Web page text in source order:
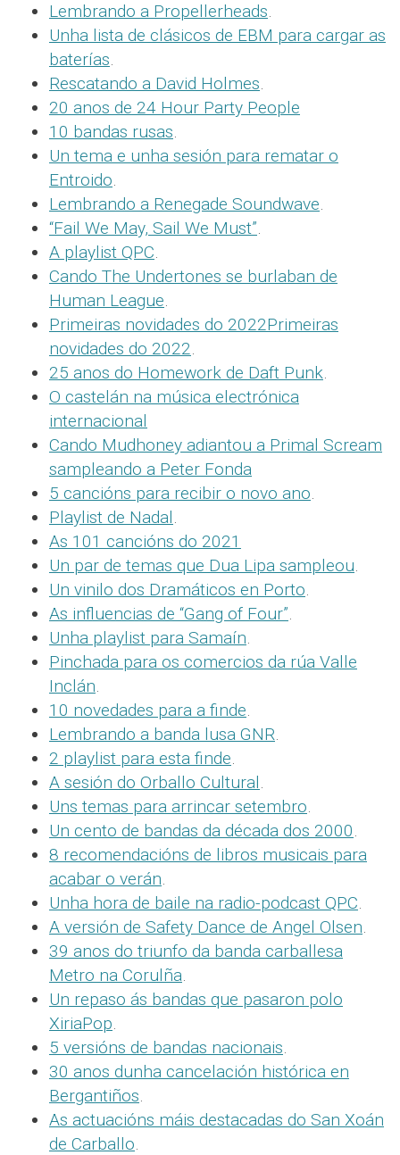
Lembrando a Propellerheads.
Unha lista de clásicos de EBM para cargar as
baterías.
Rescatando a David Holmes.
20 anos de 24 Hour Party People
10 bandas rusas.
Un tema e unha sesión para rematar o
Entroido.
Lembrando a Renegade Soundwave.
“Fail We May, Sail We Must”.
A playlist QPC.
Cando The Undertones se burlaban de
Human League.
Primeiras novidades do 2022Primeiras
novidades do 2022.
25 anos do Homework de Daft Punk.
O castelán na música electrónica
internacional
Cando Mudhoney adiantou a Primal Scream
sampleando a Peter Fonda
5 cancións para recibir o novo ano.
Playlist de Nadal.
As 101 cancións do 2021
Un par de temas que Dua Lipa sampleou.
Un vinilo dos Dramáticos en Porto.
As influencias de “Gang of Four”.
Unha playlist para Samaín.
Pinchada para os comercios da rúa Valle
Inclán.
10 novedades para a finde.
Lembrando a banda lusa GNR.
2 playlist para esta finde.
A sesión do Orballo Cultural.
Uns temas para arrincar setembro.
Un cento de bandas da década dos 2000.
8 recomendacións de libros musicais para
acabar o verán.
Unha hora de baile na radio-podcast QPC.
A versión de Safety Dance de Angel Olsen.
39 anos do triunfo da banda carballesa
Metro na Corulña.
Un repaso ás bandas que pasaron polo
XiriaPop.
5 versións de bandas nacionais.
30 anos dunha cancelación histórica en
Bergantiños.
As actuacións máis destacadas do San Xoán
de Carballo.